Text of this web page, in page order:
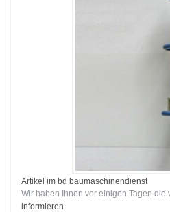
Artikel im bd baumaschinendienst
Wir haben Ihnen vor einigen Tagen die
informieren